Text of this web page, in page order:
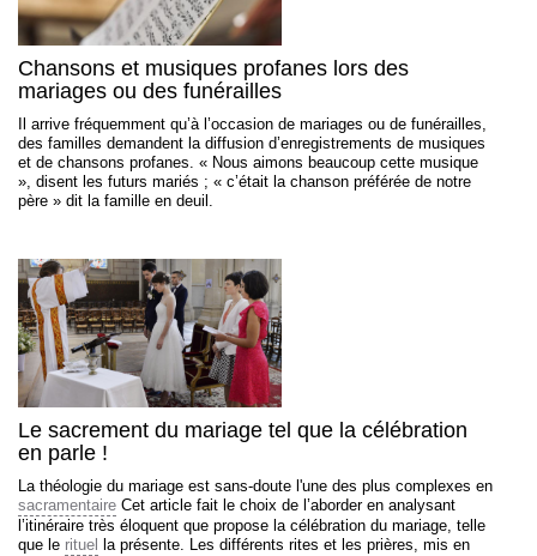
Chansons et musiques profanes lors des
mariages ou des funérailles
Il arrive fréquemment qu’à l’occasion de mariages ou de funérailles,
des familles demandent la diffusion d’enregistrements de musiques
et de chansons profanes. « Nous aimons beaucoup cette musique
», disent les futurs mariés ; « c’était la chanson préférée de notre
père » dit la famille en deuil.
Le sacrement du mariage tel que la célébration
en parle !
La théologie du mariage est sans-doute l'une des plus complexes en
sacramentaire Cet article fait le choix de l’aborder en analysant
l’itinéraire très éloquent que propose la célébration du mariage, telle
que le rituel
la présente. Les différents rites et les prières, mis en